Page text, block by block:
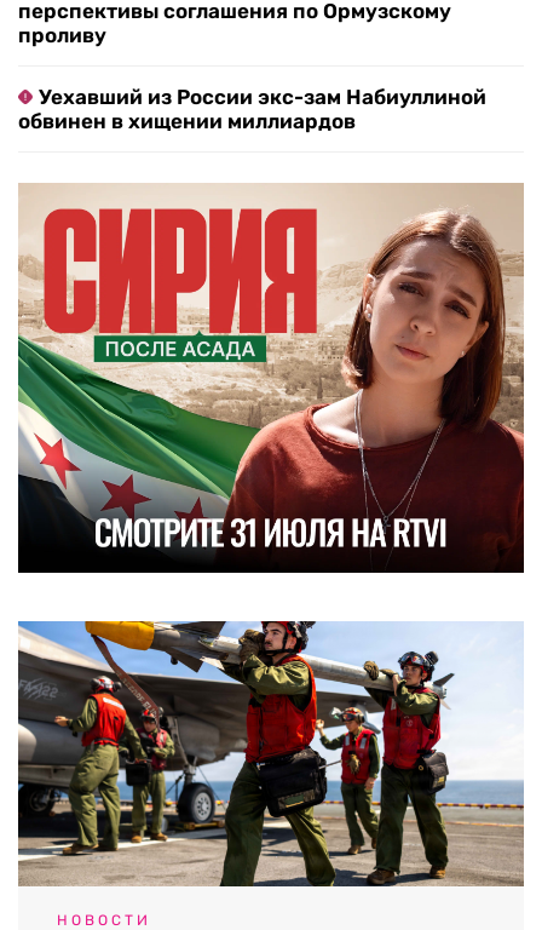
перспективы соглашения по Ормузскому
проливу
Уехавший из России экс-зам Набиуллиной
обвинен в хищении миллиардов
НОВОСТИ